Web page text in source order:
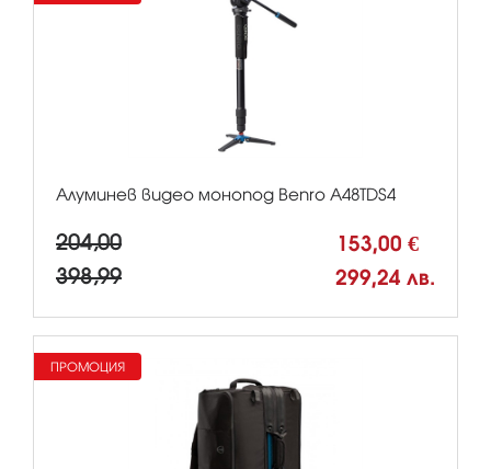
Алуминев видео монопод Benro A48TDS4
204,00 153,00 €
398,99 299,24 лв.
ПРОМОЦИЯ